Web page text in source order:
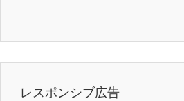
レスポンシブ広告